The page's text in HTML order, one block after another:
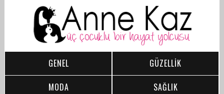
GENEL
GÜZELLİK
MODA
SAĞLIK